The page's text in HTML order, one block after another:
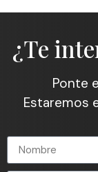
¿Te
Ponte
Estaremos